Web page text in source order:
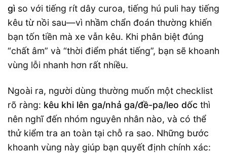
gì so với tiếng rít dây curoa, tiếng hú puli hay tiếng
kêu từ nồi sau—vì nhầm chẩn đoán thường khiến
bạn tốn tiền mà xe vẫn kêu. Khi phân biệt đúng
“chất âm” và “thời điểm phát tiếng”, bạn sẽ khoanh
vùng lỗi nhanh hơn rất nhiều.
Ngoài ra, người dùng thường muốn một checklist
rõ ràng: kêu khi lên ga/nhả ga/đề-pa/leo dốc thì
nên nghĩ đến nhóm nguyên nhân nào, và có thể
thử kiểm tra an toàn tại chỗ ra sao. Những bước
khoanh vùng này giúp bạn quyết định chính xác: